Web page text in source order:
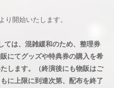
開始いたします。
ては、混雑緩和のため、整理券
にてグッズや特典券の購入を希
します。（終演後にも物販はご
に上限に到達次第、配布を終了